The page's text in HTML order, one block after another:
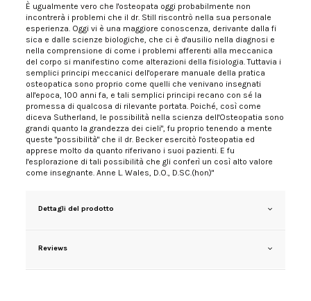
È ugualmente vero che l'osteopata oggi probabilmente non
incontrerà i problemi che il dr. Still riscontrò nella sua personale
esperienza. Oggi vi è una maggiore conoscenza, derivante dalla fi
sica e dalle scienze biologiche, che ci è d'ausilio nella diagnosi e
nella comprensione di come i problemi afferenti alla meccanica
del corpo si manifestino come alterazioni della fisiologia. Tuttavia i
semplici principi meccanici dell'operare manuale della pratica
osteopatica sono proprio come quelli che venivano insegnati
all'epoca, 100 anni fa, e tali semplici principi recano con sé la
promessa di qualcosa di rilevante portata. Poiché, così come
diceva Sutherland, le possibilità nella scienza dell'Osteopatia sono
grandi quanto la grandezza dei cieli", fu proprio tenendo a mente
queste "possibilità" che il dr. Becker esercitò l'osteopatia ed
apprese molto da quanto riferivano i suoi pazienti. E fu
l'esplorazione di tali possibilità che gli conferì un così alto valore
come insegnante. Anne L. Wales, D.O., D.SC.(hon)"
Dettagli del prodotto
Reviews